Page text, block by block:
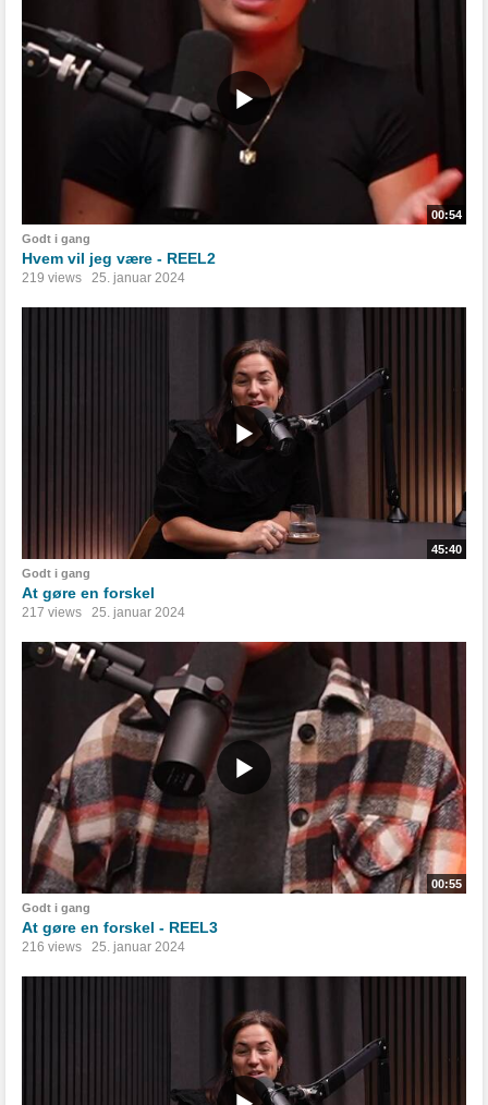
00:54
Godt i gang
Hvem vil jeg være - REEL2
219 views 25. januar 2024
45:40
Godt i gang
At gøre en forskel
217 views 25. januar 2024
00:55
Godt i gang
At gøre en forskel - REEL3
216 views 25. januar 2024